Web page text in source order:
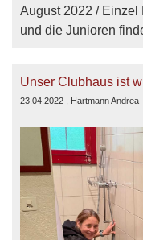
August 2022 / Einzel
und die Junioren
Unser Clubhaus ist
23.04.2022 , Hartmann Andrea